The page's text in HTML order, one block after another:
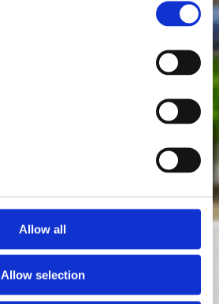
Allow all
Allow selection